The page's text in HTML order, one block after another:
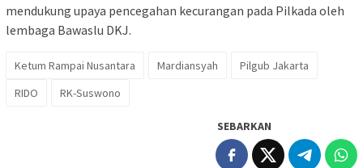
mendukung upaya pencegahan kecurangan pada Pilkada oleh
lembaga Bawaslu DKJ.
Ketum Rampai Nusantara Mardiansyah
Pilgub Jakarta
RIDO
RK-Suswono
SEBARKAN